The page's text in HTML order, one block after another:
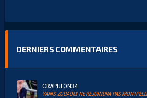
DERNIERS COMMENTAIRES
CRAPULON34
YANIS ZOUAOUI NE REJOINDRA PAS